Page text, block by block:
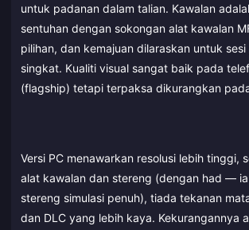
untuk padanan dalam talian. Kawalan
sentuhan dengan sokongan alat kawalan
pilihan, dan kemajuan dilaraskan untuk
singkat. Kualiti visual sangat baik pada
(flagship) tetapi terpaksa dikurangkan
Versi PC menawarkan resolusi lebih tinggi,
alat kawalan dan stereng (dengan had —
stereng simulasi penuh), tiada tekanan
dan DLC yang lebih kaya. Kekurangannya